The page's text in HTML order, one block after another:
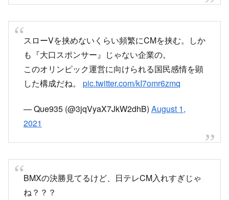
スローVを挟めないくらい頻繁にCMを挟む。しか
も『大口スポンサー』じゃない企業の。
このオリンピック運営に向けられる国民感情を顕
した構成だね。 pic.twitter.com/kI7omr6zmq
— Que935 (@3jqVyaX7JkW2dhB) August 1,
2021
BMXの決勝見てるけど、日テレCM入れすぎじゃ
ね？？？